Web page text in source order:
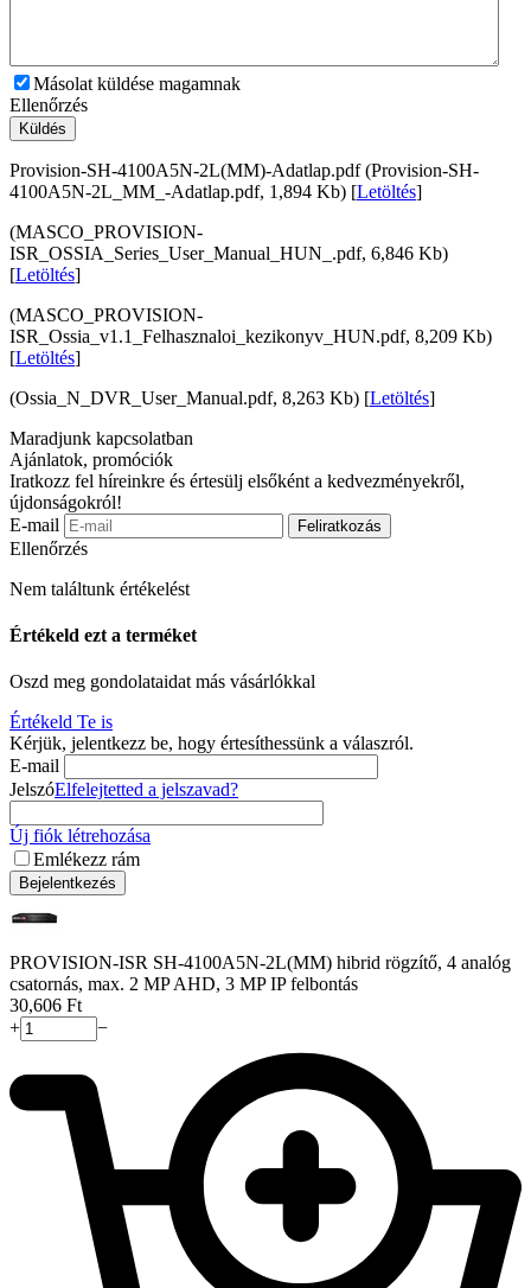
Másolat küldése magamnak
Ellenőrzés
Küldés
Provision-SH-4100A5N-2L(MM)-Adatlap.pdf (Provision-SH-
4100A5N-2L_MM_-Adatlap.pdf, 1,894 Kb) [Letöltés]
(MASCO_PROVISION-
ISR_OSSIA_Series_User_Manual_HUN_.pdf, 6,846 Kb)
[Letöltés]
(MASCO_PROVISION-
ISR_Ossia_v1.1_Felhasznaloi_kezikonyv_HUN.pdf, 8,209 Kb)
[Letöltés]
(Ossia_N_DVR_User_Manual.pdf, 8,263 Kb) [Letöltés]
Maradjunk kapcsolatban
Ajánlatok, promóciók
Iratkozz fel híreinkre és értesülj elsőként a kedvezményekről,
újdonságokról!
E-mail
Feliratkozás
Ellenőrzés
Nem találtunk értékelést
Értékeld ezt a terméket
Oszd meg gondolataidat más vásárlókkal
Értékeld Te is
Kérjük, jelentkezz be, hogy értesíthessünk a válaszról.
E-mail
JelszóElfelejtetted a jelszavad?
Új fiók létrehozása
Emlékezz rám
Bejelentkezés
PROVISION-ISR SH-4100A5N-2L(MM) hibrid rögzítő, 4 analóg
csatornás, max. 2 MP AHD, 3 MP IP felbontás
30,606 Ft
+
−